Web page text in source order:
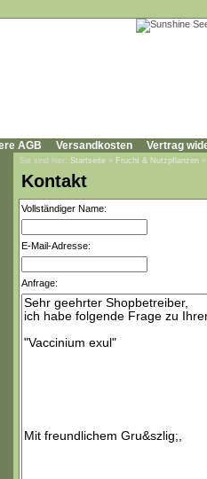
AGB Versandkosten Vertrag
Sie sind hier: Startseite » Frucht & Nutzpflanzen
Kontakt
Vollständiger Name:
E-Mail-Adresse:
Anfrage: